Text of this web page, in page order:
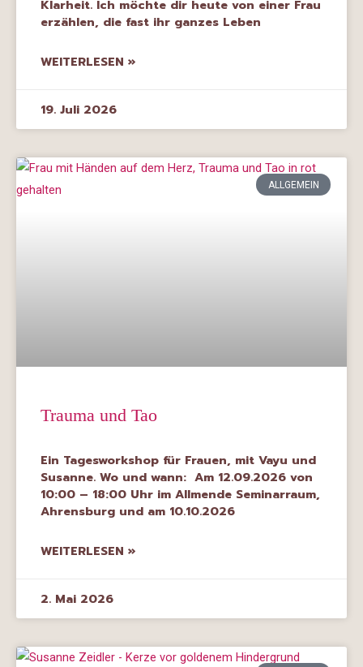
Klarheit. Ich möchte dir heute von einer Frau
erzählen, die fast ihr ganzes Leben
WEITERLESEN »
19. Juli 2026
ALLGEMEIN
Trauma und Tao
Ein Tagesworkshop für Frauen, mit Vayu und
Susanne. Wo und wann: Am 12.09.2026 von
10:00 – 18:00 Uhr im Allmende Seminarraum,
Ahrensburg und am 10.10.2026
WEITERLESEN »
2. Mai 2026